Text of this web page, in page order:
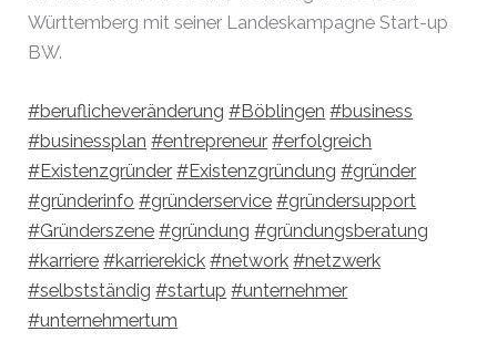
Württemberg mit seiner Landeskampagne Start-up
BW.
#beruflicheveränderung #Böblingen #business
#businessplan #entrepreneur #erfolgreich
#Existenzgründer #Existenzgründung #gründer
#gründerinfo #gründerservice #gründersupport
#Gründerszene #gründung #gründungsberatung
#karriere #karrierekick #network #netzwerk
#selbstständig #startup #unternehmer
#unternehmertum